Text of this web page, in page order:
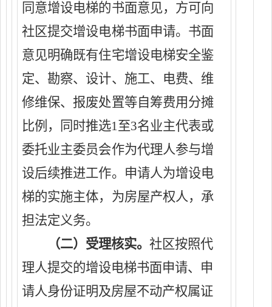
同意增设电梯的书面意见，方可向
社区提交增设电梯书面申请。书面
意见明确既有住宅增设电梯安全鉴
定、勘察、设计、施工、电费、维
修维保、报废处置等自筹费用分摊
比例，同时推选1至3名业主代表或
委托业主委员会作为代理人参与增
设后续推进工作。 申请人为增设电
梯的实施主体，为房屋产权人，承
担法定义务。
（二）受理核实。社区按照代
理人提交的增设电梯书面申请、申
请人身份证明及房屋不动产权属证